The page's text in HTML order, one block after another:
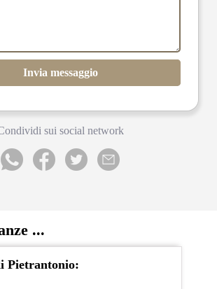
Invia messaggio
sui social network
...
Pietrantonio: